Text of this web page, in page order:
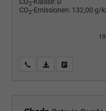
CO2-Klasse: D
CO2-Emissionen: 132,00 g/
Wir rufen Sie an
PDF-